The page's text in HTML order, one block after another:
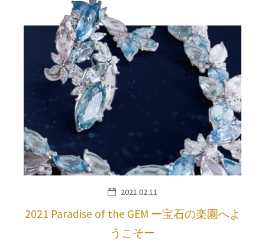
2021.02.11
2021 Paradise of the GEM ー宝石の楽園へよ
うこそー